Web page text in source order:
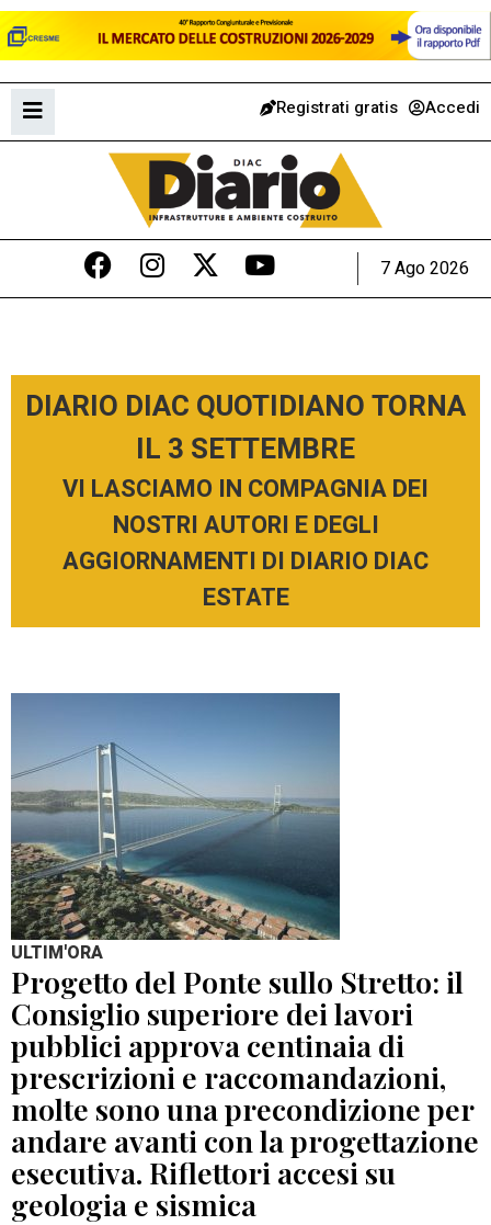
Registrati gratis Accedi
7 Ago 2026
DIARIO DIAC QUOTIDIANO TORNA
IL 3 SETTEMBRE
VI LASCIAMO IN COMPAGNIA DEI
NOSTRI AUTORI E DEGLI
AGGIORNAMENTI DI DIARIO DIAC
ESTATE
ULTIM'ORA
Progetto del Ponte sullo Stretto: il
Consiglio superiore dei lavori
pubblici approva centinaia di
prescrizioni e raccomandazioni,
molte sono una precondizione per
andare avanti con la progettazione
esecutiva. Riflettori accesi su
geologia e sismica